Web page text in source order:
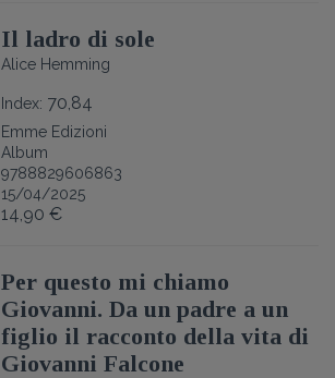
Il ladro di sole
Alice Hemming
Index: 70,84
Emme Edizioni
Album
9788829606863
15/04/2025
14,90 €
Per questo mi chiamo
Giovanni. Da un padre a un
figlio il racconto della vita di
Giovanni Falcone